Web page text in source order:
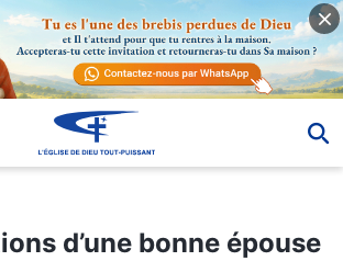
d’une bonne épouse